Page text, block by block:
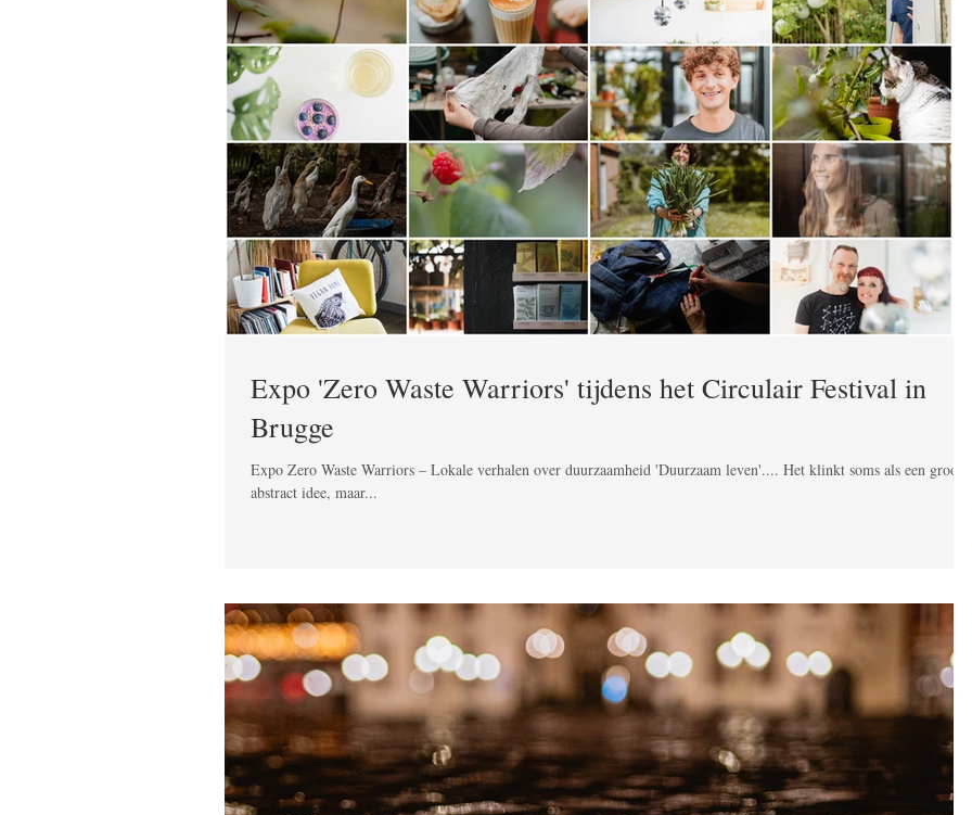
Expo 'Zero Waste Warriors' tijdens het Circulair Festival in
Brugge
Expo Zero Waste Warriors – Lokale verhalen over duurzaamheid 'Duurzaam leven'.... Het klinkt soms als een groot,
abstract idee, maar...